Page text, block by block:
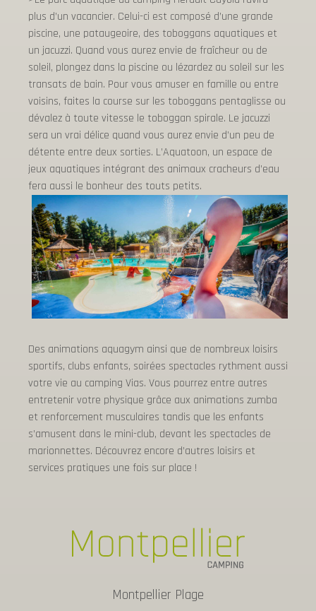
plus d’un vacancier. Celui-ci est composé d’une grande
piscine, une pataugeoire, des toboggans aquatiques et
un jacuzzi. Quand vous aurez envie de fraîcheur ou de
soleil, plongez dans la piscine ou lézardez au soleil sur les
transats de bain. Pour vous amuser en famille ou entre
voisins, faites la course sur les toboggans pentaglisse ou
dévalez à toute vitesse le toboggan spirale. Le jacuzzi
sera un vrai délice quand vous aurez envie d’un peu de
détente entre deux sorties. L’Aquatoon, un espace de
jeux aquatiques intégrant des animaux cracheurs d’eau
fera aussi le bonheur des touts petits.
Des animations aquagym ainsi que de nombreux loisirs
sportifs, clubs enfants, soirées spectacles rythment aussi
votre vie au camping Vias. Vous pourrez entre autres
entretenir votre physique grâce aux animations zumba
et renforcement musculaires tandis que les enfants
s’amusent dans le mini-club, devant les spectacles de
marionnettes. Découvrez encore d’autres loisirs et
services pratiques une fois sur place !
Montpellier Plage